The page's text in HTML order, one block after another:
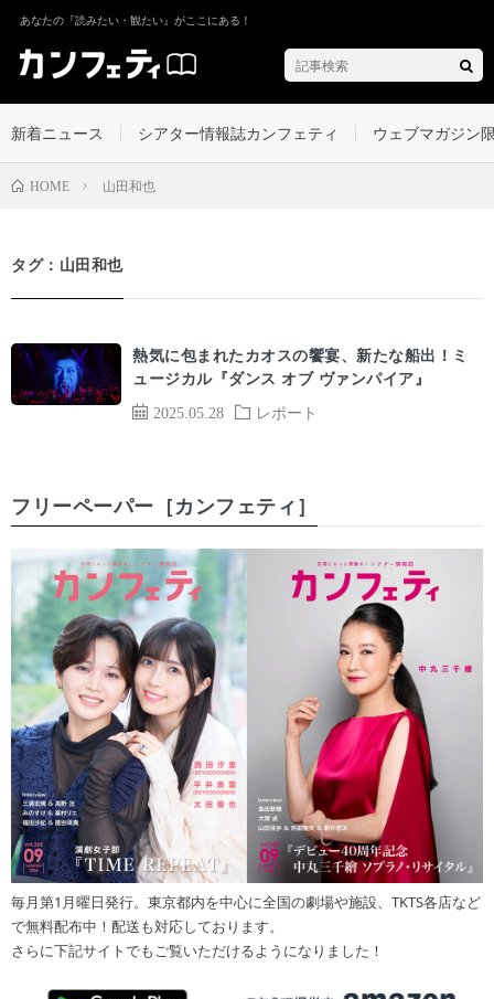
あなたの『読みたい・観たい』がここにある！
新着ニュース シアター情報誌カンフェティ ウェブマガジン
HOME 山田和也
タグ：山田和也
2025.05.28 レポート
熱気に包まれたカオスの饗宴、新たな船出！ミ
ュージカル『ダンス オブ ヴァンパイア』
フリーペーパー［カンフェティ］
毎月第1月曜日発行。東京都内を中心に全国の劇場や施設、TKTS各店など
で無料配布中！配送も対応しております。
さらに下記サイトでもご覧いただけるようになりました！